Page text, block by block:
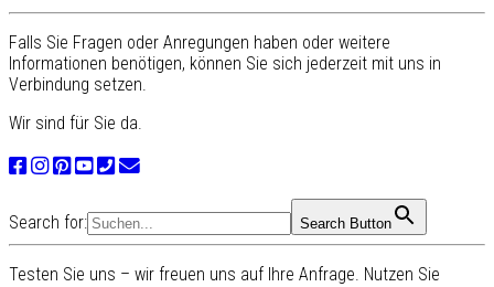
Falls Sie Fragen oder Anregungen haben oder weitere
Informationen benötigen, können Sie sich jederzeit mit uns in
Verbindung setzen.
Wir sind für Sie da.
Search for: Search Button
Testen Sie uns – wir freuen uns auf Ihre Anfrage. Nutzen Sie